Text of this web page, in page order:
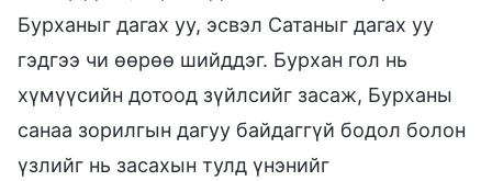
Бурханыг дагах уу, эсвэл Сатаныг дагах уу
гэдгээ чи өөрөө шийддэг. Бурхан гол нь
хүмүүсийн дотоод зүйлсийг засаж, Бурханы
санаа зорилгын дагуу байдаггүй бодол болон
үзлийг нь засахын тулд үнэнийг